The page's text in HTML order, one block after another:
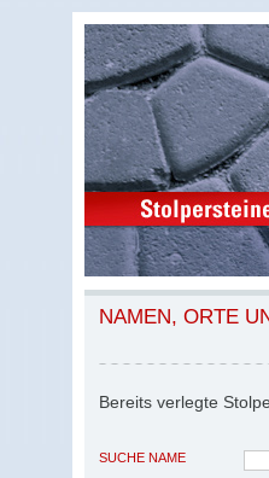
NAMEN, ORTE
Bereits verlegte
SUCHE NAME